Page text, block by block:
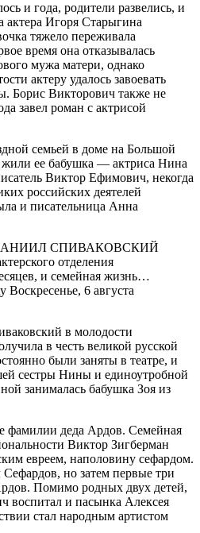
и года, родители развелись, и
актера Игоря Старыгина
тяжело переживала
время она отказывалась
мужа матери, однако
актеру удалось завоевать
Борис Викторович также не
завел роман с актрисой
семьей в доме на Большой
ее бабушка — актриса Нина
Виктор Ефимович, некогда
российских деятелей
и писательница Анна
СПИВАКОВСКИЙ
отделения
и семейная жизнь…
6 августа
в молодости
в честь великой русской
были заняты в театре, и
сестры Нины и единоутробной
занималась бабушка Зоя из
фамилии деда Ардов. Семейная
Виктор Зигберман
евреем, наполовину сефардом.
но затем первые три
Помимо родных двух детей,
и пасынка Алексея
стал народным артистом